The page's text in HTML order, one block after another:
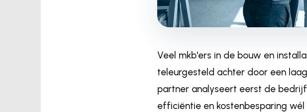
Veel mkb'ers in de bouw en
teleurgesteld achter door een
partner analyseert eerst de
efficiëntie en kostenbesparing